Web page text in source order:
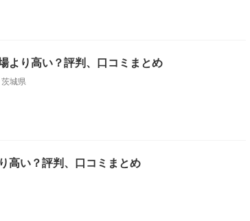
より高い？評判、口コミまとめ
茨城県
高い？評判、口コミまとめ